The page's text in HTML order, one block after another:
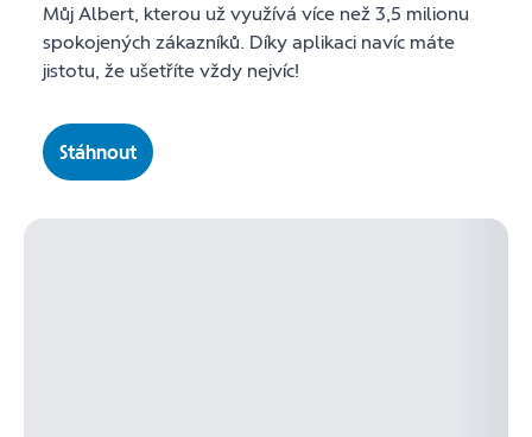
Můj Albert, kterou už využívá více než 3,5 milionu
spokojených zákazníků. Díky aplikaci navíc máte
jistotu, že ušetříte vždy nejvíc!
Stáhnout